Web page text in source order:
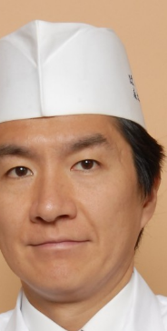
約
払い方法
見学・体験
屋
理教室
当